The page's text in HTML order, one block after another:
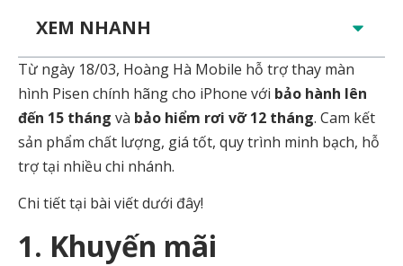
XEM NHANH
Từ ngày 18/03, Hoàng Hà Mobile hỗ trợ thay màn
hình Pisen chính hãng cho iPhone với bảo hành lên
đến 15 tháng và bảo hiểm rơi vỡ 12 tháng. Cam kết
sản phẩm chất lượng, giá tốt, quy trình minh bạch, hỗ
trợ tại nhiều chi nhánh.
Chi tiết tại bài viết dưới đây!
1. Khuyến mãi